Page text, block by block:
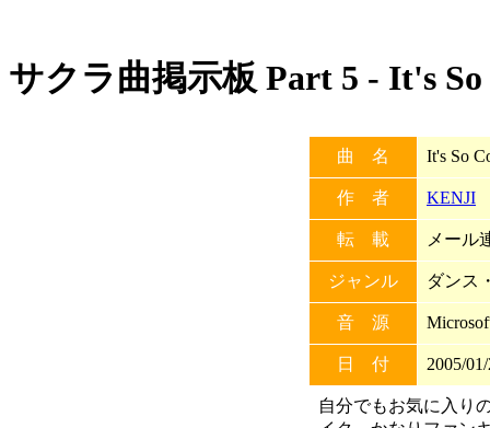
サクラ曲掲示板 Part 5 - It's So
曲 名 It's So
作 者 KENJI
転 載 メール
ジャンル ダンス
音 源
日 付 2005/
自分でもお気に入り